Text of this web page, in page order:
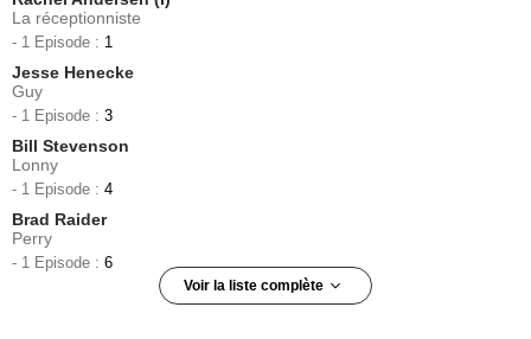
La réceptionniste
- 1 Episode : 1
Jesse Henecke
Guy
- 1 Episode : 3
Bill Stevenson
Lonny
- 1 Episode : 4
Brad Raider
Perry
- 1 Episode : 6
Voir la liste complète